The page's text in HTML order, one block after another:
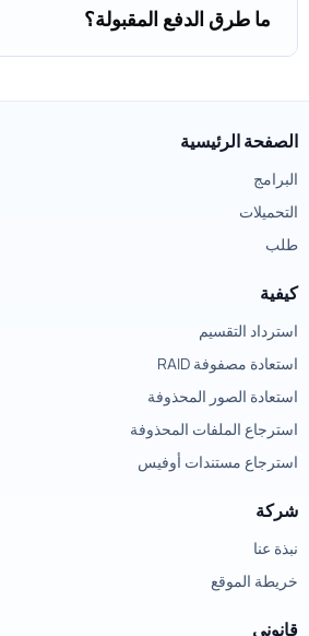
ما طرق الدفع المقبولة؟
الصفحة الرئيسية
البرامج
التحميلات
طلب
كيفية
استرداد التقسيم
استعادة مصفوفة RAID
استعادة الصور المحذوفة
استرجاع الملفات المحذوفة
استرجاع مستندات أوفيس
شركة
نبذة عنا
خريطة الموقع
قانوني